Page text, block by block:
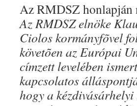
Az RMDSZ honlapján
Az RMDSZ elnöke
Ciolos kormányfõvel
követõen az Európai
címzett levelében
kapcsolatos
hogy a